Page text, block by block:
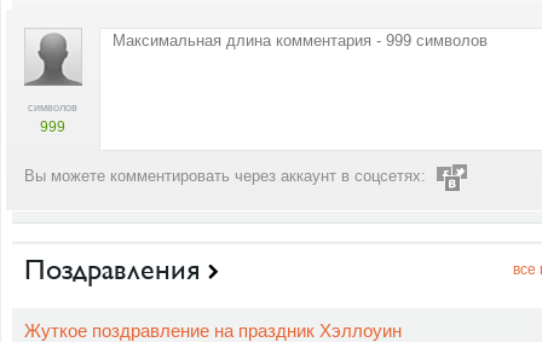
символов
999
Вы можете комментировать через аккаунт в соцсетях:
Поздравления все
Жуткое поздравление на праздник Хэллоуин